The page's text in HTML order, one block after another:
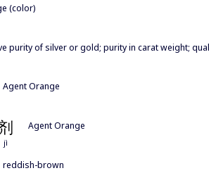
(color)
purity of silver or gold; purity in carat weight;
Agent Orange
jì
Agent Orange
reddish-brown